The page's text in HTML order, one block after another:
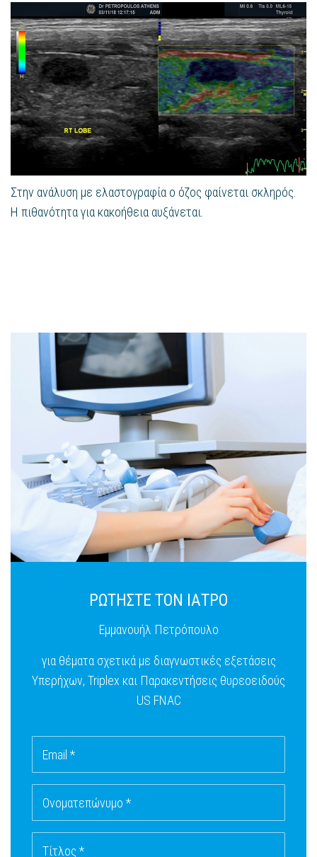
Στην ανάλυση με ελαστογραφία ο όζος φαίνεται σκληρός.
Η πιθανότητα για κακοήθεια αυξάνεται.
ΡΩΤΗΣΤΕ ΤΟΝ ΙΑΤΡΟ
Εμμανουήλ Πετρόπουλο
για θέματα σχετικά με διαγνωστικές εξετάσεις
Υπερήχων, Triplex και Παρακεντήσεις θυρεοειδούς
US FNAC
Email *
Ονοματεπώνυμο *
Τίτλος *